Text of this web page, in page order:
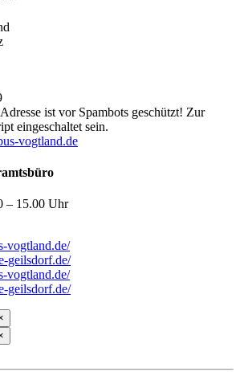
ist vor Spambots geschützt! Zur
eingeschaltet sein.
vogtland.de
– 15.00 Uhr
vogtland.de/
geilsdorf.de/
vogtland.de/
geilsdorf.de/